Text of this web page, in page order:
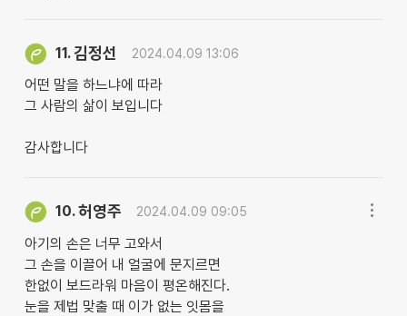
11.김정선 2024.04.09 13:06
어떤 말을 하느냐에 따라
그 사람의 삶이 보입니다
감사합니다
10.허영주 2024.04.09 09:05
아기의 손은 너무 고와서
그 손을 이끌어 내 얼굴에 문지르면
한없이 보드라워 마음이 평온해진다.
눈을 제법 맞출 때 이가 없는 잇몸을